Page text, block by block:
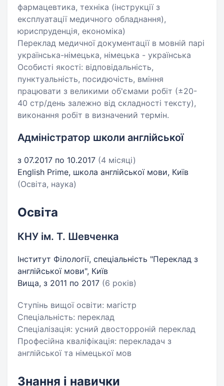
фармацевтика, техніка (інструкції з
експлуатації медичного обладнання),
юриспруденція, економіка)
Переклад медичної документації в мовній парі
українська-німецька, німецька - українська
Особисті якості: відповідальність,
пунктуальність, посидючість, вміння
працювати з великими об'ємами робіт (±20-
40 стр/день залежно від складності тексту),
виконання робіт в визначений термін.
Адміністратор школи англійської
з 07.2017 по 10.2017 (4 місяці)
English Prime, школа англійської мови, Київ
(Освіта, наука)
Освіта
КНУ ім. Т. Шевченка
Інститут Філології, спеціальність "Переклад з
англійської мови", Київ
Вища, з 2011 по 2017 (6 років)
Ступінь вищої освіти: магістр
Спеціальність: переклад
Спеціалізація: усний двосторроній переклад
Професійна кваліфікація: перекладач з
англійської та німецької мов
Знання і навички